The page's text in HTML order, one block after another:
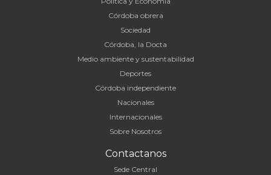
Córdoba obrera
Sociedad
Córdoba, la Docta
Medio ambiente y sustentabilidad
Deportes
Córdoba independiente
Nacionales
Internacionales
Sobre Nosotros
Contactanos
Sede Central